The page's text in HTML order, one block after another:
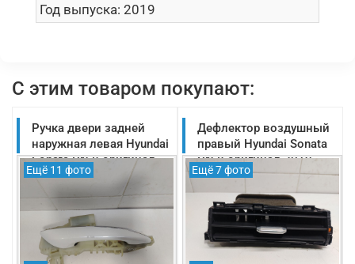
Год выпуска: 2019
С этим товаром покупают:
Ручка двери задней
наружная левая Hyundai
Sonata DN 8 оригинал
2019-2025
(82651L1030)
Ещё 11 фото
Дефлектор воздушный
правый Hyundai Sonata
DN 8 оригинал 2019-
2025 (97490L1000SRF)
Ещё 7 фото